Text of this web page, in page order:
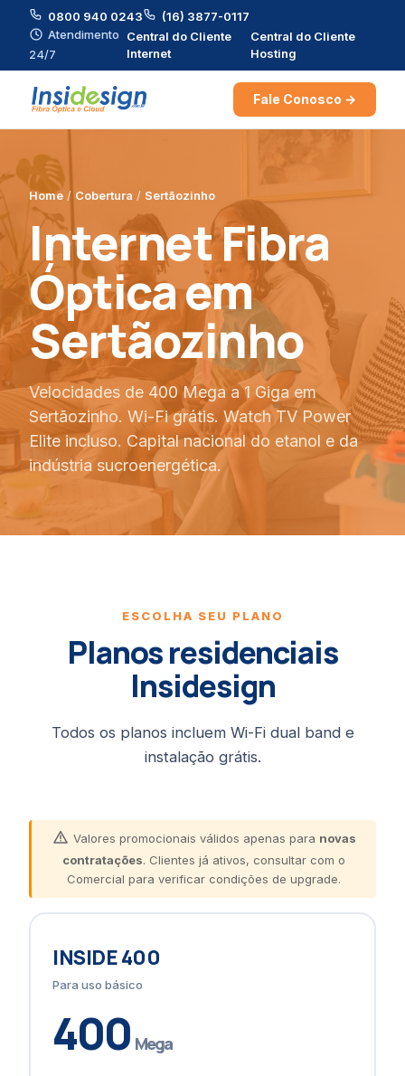
0800 940 0243
(16) 3877-0117
Atendimento
24/7
Central do Cliente
Internet
Central do Cliente
Hosting
Fale Conosco →
Home / Cobertura / Sertãozinho
Internet Fibra
Óptica em
Sertãozinho
Velocidades de 400 Mega a 1 Giga em
Sertãozinho. Wi-Fi grátis. Watch TV Power
Elite incluso. Capital nacional do etanol e da
indústria sucroenergética.
ESCOLHA SEU PLANO
Planos residenciais
Insidesign
Todos os planos incluem Wi-Fi dual band e
instalação grátis.
Valores promocionais válidos apenas para novas
contratações. Clientes já ativos, consultar com o
Comercial para verificar condições de upgrade.
INSIDE 400
Para uso básico
400 Mega